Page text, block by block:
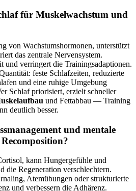
für Muskelwachstum und
von Wachstumshormonen, unterstützt
das zentrale Nervensystem.
und verringert die Trainingsadaptionen.
feste Schlafzeiten, reduzierte
und eine ruhige Umgebung
Schlaf priorisiert, erzielt schneller
und Fettabbau — Training
deutlich besser.
und mentale
kann Hungergefühle und
die Regeneration verschlechtern.
Atemübungen oder strukturierte
und verbessern die Adhärenz.